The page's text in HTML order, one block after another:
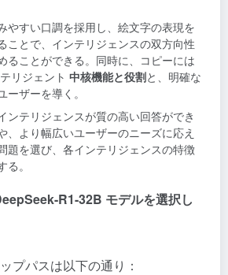
やすい口調を採用し、絵文字の表現を
ことで、インテリジェンスの双方向性
ることができる。同時に、コピーには
リジェント 中核機能と役割と、明確な
ザーを導く。
ンテリジェンスが質の高い回答ができ
、より幅広いユーザーのニーズに応え
題を選び、各インテリジェンスの特徴
。
R1-32B モデルを選択し
プパスは以下の通り：